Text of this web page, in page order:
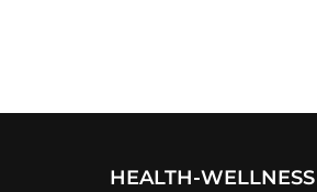
HEALTH-WELLNESS